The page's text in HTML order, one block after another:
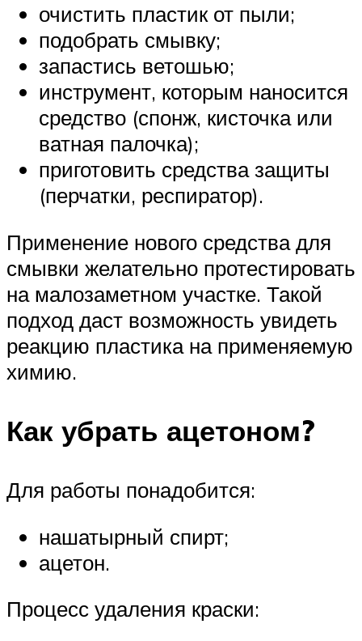
очистить пластик от пыли;
подобрать смывку;
запастись ветошью;
инструмент, которым наносится
средство (спонж, кисточка или
ватная палочка);
приготовить средства защиты
(перчатки, респиратор).
Применение нового средства для
смывки желательно протестировать
на малозаметном участке. Такой
подход даст возможность увидеть
реакцию пластика на применяемую
химию.
Как убрать ацетоном?
Для работы понадобится:
нашатырный спирт;
ацетон.
Процесс удаления краски: